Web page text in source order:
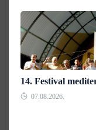
14. Festival
07.08.2026.